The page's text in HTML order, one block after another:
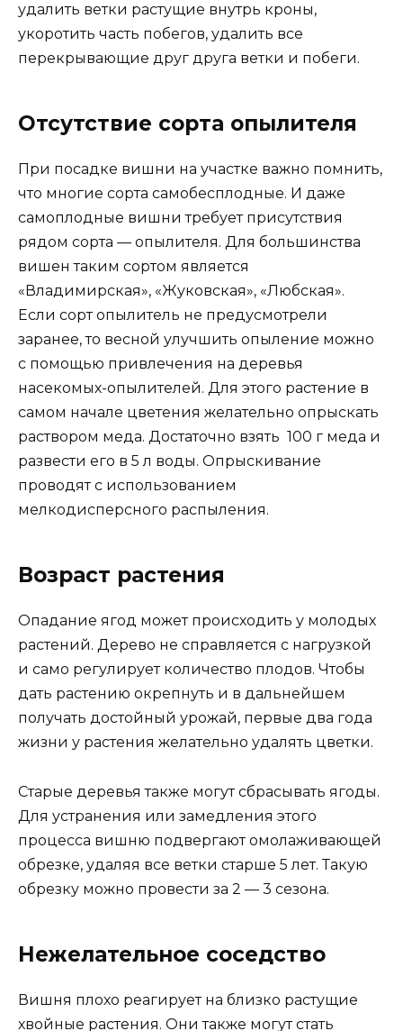
удалить ветки растущие внутрь кроны,
укоротить часть побегов, удалить все
перекрывающие друг друга ветки и побеги.
Отсутствие сорта опылителя
При посадке вишни на участке важно помнить,
что многие сорта самобесплодные. И даже
самоплодные вишни требует присутствия
рядом сорта — опылителя. Для большинства
вишен таким сортом является
«Владимирская», «Жуковская», «Любская».
Если сорт опылитель не предусмотрели
заранее, то весной улучшить опыление можно
с помощью привлечения на деревья
насекомых-опылителей. Для этого растение в
самом начале цветения желательно опрыскать
раствором меда. Достаточно взять 100 г меда и
развести его в 5 л воды. Опрыскивание
проводят с использованием
мелкодисперсного распыления.
Возраст растения
Опадание ягод может происходить у молодых
растений. Дерево не справляется с нагрузкой
и само регулирует количество плодов. Чтобы
дать растению окрепнуть и в дальнейшем
получать достойный урожай, первые два года
жизни у растения желательно удалять цветки.
Старые деревья также могут сбрасывать ягоды.
Для устранения или замедления этого
процесса вишню подвергают омолаживающей
обрезке, удаляя все ветки старше 5 лет. Такую
обрезку можно провести за 2 — 3 сезона.
Нежелательное соседство
Вишня плохо реагирует на близко растущие
хвойные растения. Они также могут стать